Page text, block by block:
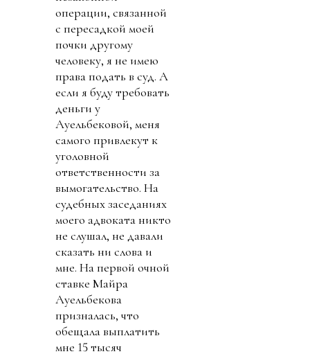
операции, связанной
с пересадкой моей
почки другому
человеку, я не имею
права подать в суд. А
если я буду требовать
деньги у
Ауельбековой, меня
самого привлекут к
уголовной
ответственности за
вымогательство. На
судебных заседаниях
моего адвоката никто
не слушал, не давали
сказать ни слова и
мне. На первой очной
ставке Майра
Ауельбекова
призналась, что
обещала выплатить
мне 15 тысяч